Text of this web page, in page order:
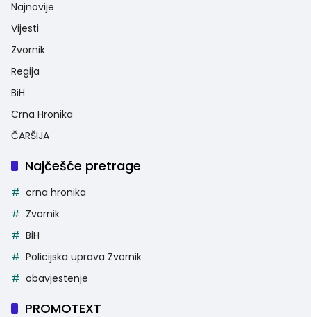
Najnovije
Vijesti
Zvornik
Regija
BiH
Crna Hronika
ČARŠIJA
Najčešće pretrage
crna hronika
Zvornik
BiH
Policijska uprava Zvornik
obavjestenje
PROMOTEXT